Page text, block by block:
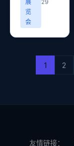
展
览
会
29
1 2
友情链接：